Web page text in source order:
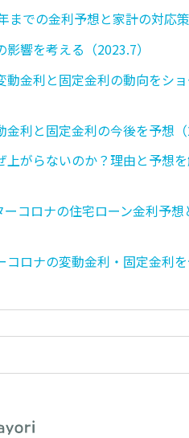
までの金利予想と家計の対応策
響を考える（2023.7）
金利と固定金利の動向をシ
利と固定金利の今後を予想（
がらないのか？理由と予想
コロナの住宅ローン金利予想
ロナの変動金利・固定金利